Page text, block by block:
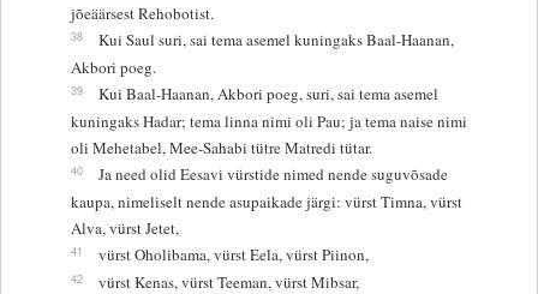
jõeäärsest Rehobotist.
38
Kui Saul suri, sai tema asemel kuningaks Baal-Haanan,
Akbori poeg.
39
Kui Baal-Haanan, Akbori poeg, suri, sai tema asemel
kuningaks Hadar; tema linna nimi oli Pau; ja tema naise nimi
oli Mehetabel, Mee-Sahabi tütre Matredi tütar.
40
Ja need olid Eesavi vürstide nimed nende suguvõsade
kaupa, nimeliselt nende asupaikade järgi: vürst Timna, vürst
Alva, vürst Jetet,
41 vürst Oholibama, vürst Eela, vürst Piinon,
42 vürst Kenas, vürst Teeman, vürst Mibsar,